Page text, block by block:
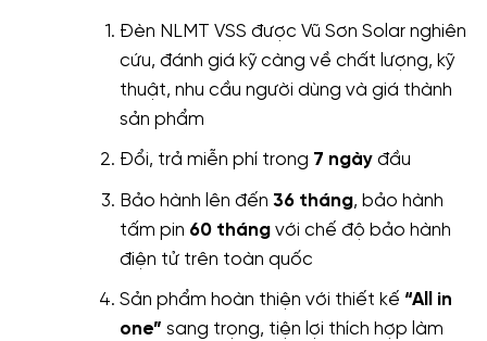
Đèn NLMT VSS được Vũ Sơn Solar nghiên
cứu, đánh giá kỹ càng về chất lượng, kỹ
thuật, nhu cầu người dùng và giá thành
sản phẩm
Đổi, trả miễn phí trong 7 ngày đầu
Bảo hành lên đến36 tháng, bảo hành
tấm pin 60 tháng với chế độ bảo hành
điện tử trên toàn quốc
Sản phẩm hoàn thiện với thiết kế “All in
one” sang trọng, tiện lợi thích hợp làm